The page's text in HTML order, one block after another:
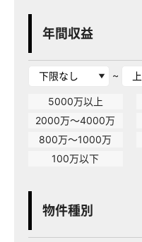
年間収益
~
5000万以上
2000万～4000万
800万～1000万
100万以下
物件種別